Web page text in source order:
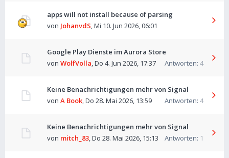
apps will not install because of parsing
von JohanvdS,Mi 10. Jun 2026, 06:01
Google Play Dienste im Aurora Store
Antworten: 4
von WolfVolla,Do 4. Jun 2026, 17:37
Keine Benachrichtigungen mehr von Signal
Antworten: 4
von A Book,Do 28. Mai 2026, 13:59
Keine Benachrichtigungen mehr von Signal
Antworten: 1
von mitch_83,Do 28. Mai 2026, 15:13